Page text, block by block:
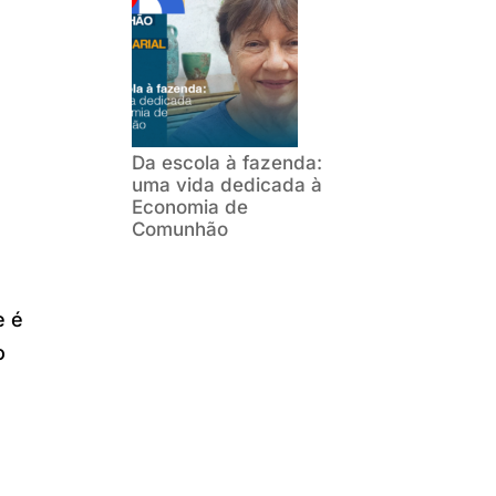
é
Da escola à fazenda:
uma vida dedicada à
Economia de
Comunhão